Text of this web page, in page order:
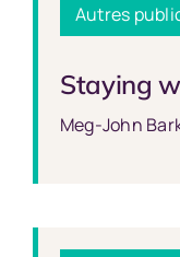
Autres
Staying
Meg-John